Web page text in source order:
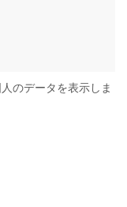
のデータを表示しま